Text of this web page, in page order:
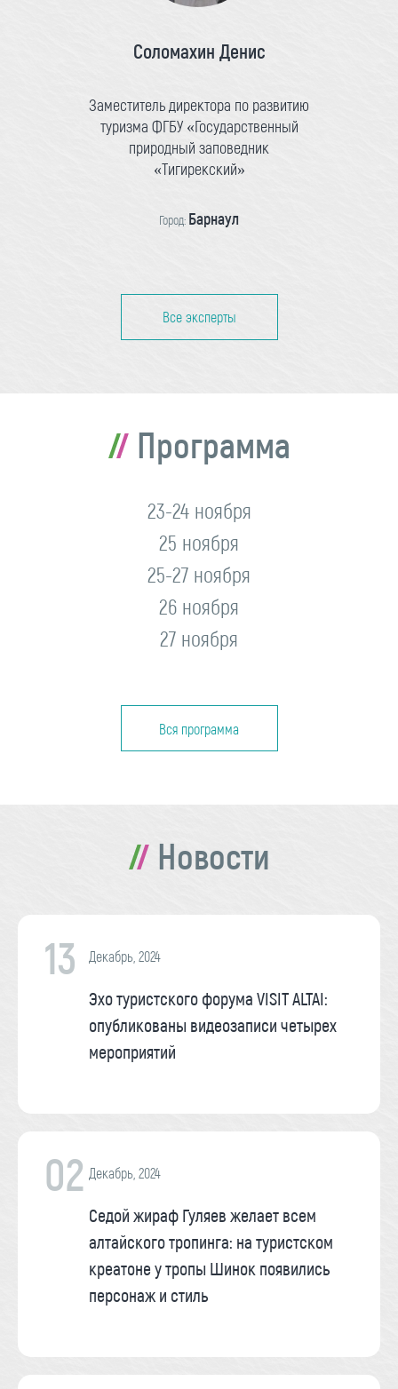
Соломахин Денис
Заместитель директора по развитию
туризма ФГБУ «Государственный
природный заповедник
«Тигирекский»
Город: Барнаул
Все эксперты
Программа
23-24 ноября
25 ноября
25-27 ноября
26 ноября
27 ноября
Вся программа
Новости
13 Декабрь, 2024
Эхо туристского форума VISIT ALTAI:
опубликованы видеозаписи четырех
мероприятий
02 Декабрь, 2024
Седой жираф Гуляев желает всем
алтайского тропинга: на туристском
креатоне у тропы Шинок появились
персонаж и стиль